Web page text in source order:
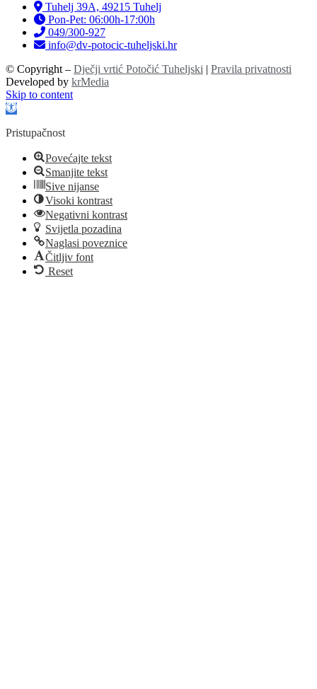
Tuhelj 39A, 49215 Tuhelj
Pon-Pet: 06:00h-17:00h
049/300-927
info@dv-potocic-tuheljski.hr
© Copyright – Dječji vrtić Potočić Tuheljski | Pravila privatnosti
Developed by krMedia
Skip to content
Open toolbar
Pristupačnost
Povećajte tekst
Smanjite tekst
Sive nijanse
Visoki kontrast
Negativni kontrast
Svijetla pozadina
Naglasi poveznice
Čitljiv font
Reset